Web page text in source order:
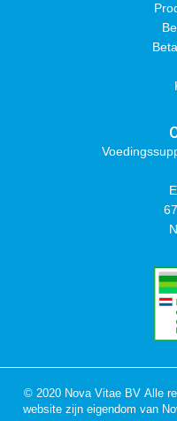
© 2020 Nova Vitae BV Alle
website zijn eigendom van